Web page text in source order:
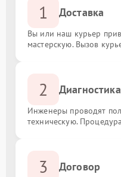
1 Доставка
Вы или наш курьер
мастерскую. Вызов
2 Диагностика
Инженеры проводят
техническую.
3 Договор